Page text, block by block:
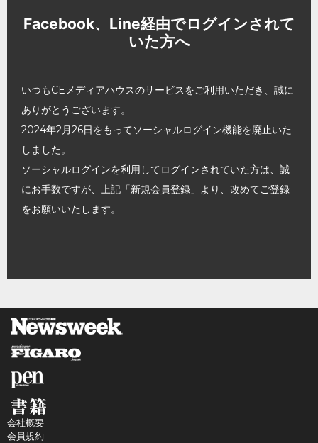
Facebook、Line経由でログインされて
いた方へ
いつもCEメディアハウスのサービスをご利用いただき、誠に
ありがとうございます。
2024年2月26日をもってソーシャルログイン機能を廃止いた
しました。
ソーシャルログインを利用してログインされていた方は、誠
にお手数ですが、上記「新規会員登録」より、改めてご登録
をお願いいたします。
会社概要
会員規約